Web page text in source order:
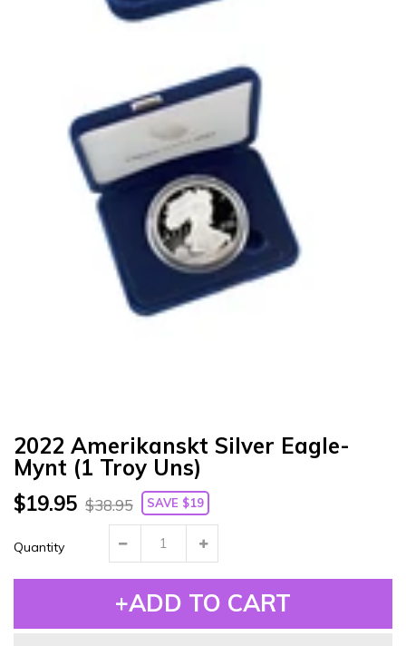
2022 Amerikanskt Silver Eagle-
Mynt (1 Troy Uns)
$19.95 $38.95 SAVE $19
Quantity
+ADD TO CART